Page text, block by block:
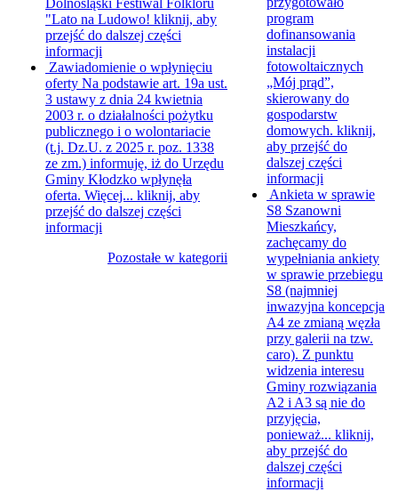
"Lato na Ludowo! kliknij, aby
przejść do dalszej części
informacji
Zawiadomienie o wpłynięciu
oferty Na podstawie art. 19a ust.
3 ustawy z dnia 24 kwietnia
2003 r. o działalności pożytku
publicznego i o wolontariacie
(t.j. Dz.U. z 2025 r. poz. 1338
ze zm.) informuję, iż do Urzędu
Gminy Kłodzko wpłynęła
oferta. Więcej... kliknij, aby
przejść do dalszej części
informacji
Pozostałe w kategorii
program
dofinansowania
instalacji
fotowoltaicznych
„Mój prąd”,
skierowany do
gospodarstw
domowych. kliknij,
aby przejść do
dalszej części
informacji
Ankieta w sprawie
S8 Szanowni
Mieszkańcy,
zachęcamy do
wypełniania ankiety
w sprawie przebiegu
S8 (najmniej
inwazyjna koncepcja
A4 ze zmianą węzła
przy galerii na tzw.
caro). Z punktu
widzenia interesu
Gminy rozwiązania
A2 i A3 są nie do
przyjęcia,
ponieważ... kliknij,
aby przejść do
dalszej części
informacji